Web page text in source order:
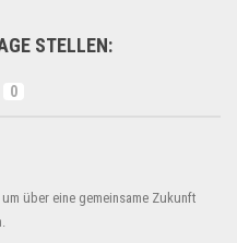
STELLEN:
0
über eine gemeinsame Zukunft